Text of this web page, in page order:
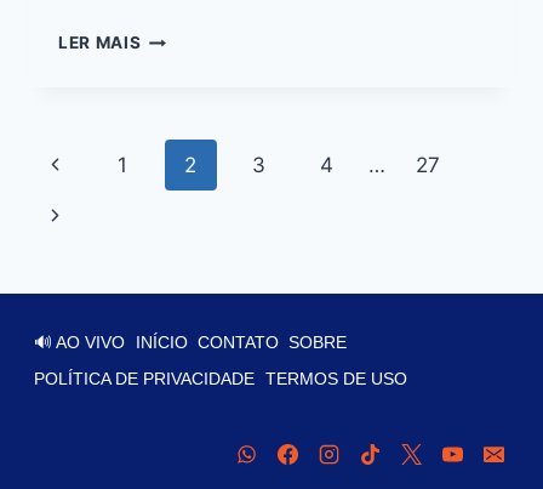
LER MAIS
1 2 3 4 … 27
🔊 AO VIVO INÍCIO CONTATO SOBRE
POLÍTICA DE PRIVACIDADE TERMOS DE USO